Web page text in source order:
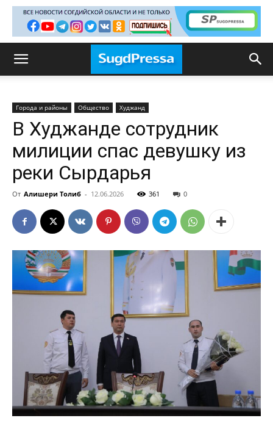
Города и районы Общество Худжанд
В Худжанде сотрудник
милиции спас девушку из
реки Сырдарья
От Алишери Толиб - 12.06.2026 361 0